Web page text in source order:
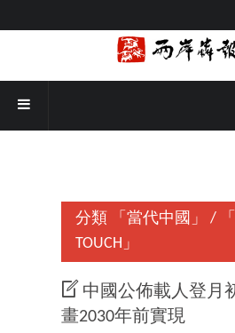
分類 「當代中國」 /
TOUCH」
中國公佈載人登月
畫2030年前實現